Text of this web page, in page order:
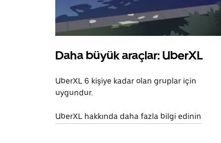
Daha büyük araçlar: UberXL
UberXL 6 kişiye kadar olan gruplar için
uygundur.
UberXL hakkında daha fazla bilgi edinin